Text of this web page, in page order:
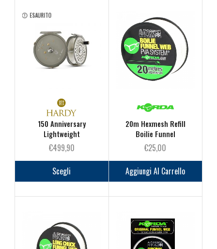
ESAURITO
150 Anniversary
Lightweight
€499,90
Scegli
Questo
prodotto
ha
più
20m Hexmesh Refill
Boilie Funnel
€25,00
Aggiungi Al Carrello